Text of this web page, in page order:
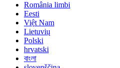
România limbi
Eesti
Việt Nam
Lietuvių
Polski
hrvatski
বাংলা